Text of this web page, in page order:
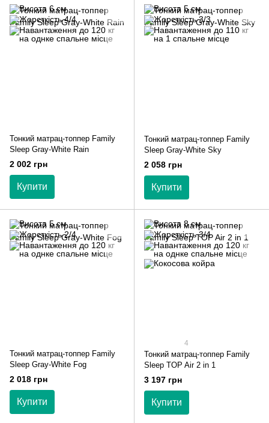
Тонкий матрац-топпер Family
Sleep Gray-White Rain
2 002 грн
Купити
Тонкий матрац-топпер Family
Sleep Gray-White Sky
2 058 грн
Купити
Тонкий матрац-топпер Family
Sleep Gray-White Fog
2 018 грн
Купити
4
Тонкий матрац-топпер Family
Sleep TOP Air 2 in 1
3 197 грн
Купити